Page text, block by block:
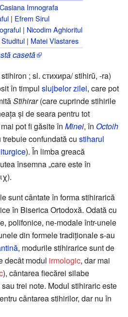
Casiana Imnografa
| Efrem Sirul
| Nicodim Aghioritul
| Matei Vlastares
casetă
; sl. стихира/ stihirŭ, -ra)
în timpul slujbelor zilei, care pot
Stihirar(care cuprinde stihirile
și de seara pentru tot
pot fi găsite în Minei, în Octoih
trebuie confundată cu stiharul
). În limba greacă
însemna „care este în
sunt cântate în forma stihirarică
în Biserica Ortodoxă. Odată cu
polifonice, ne-modale într-unele
din formele tradiționale s-au
, modurile stihirarice sunt de
decât modul irmologic, dar mai
), cântarea fiecărei silabe
trei note. Modul stihiraric este
cântarea stihirilor, dar nu în